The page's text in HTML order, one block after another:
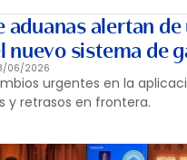
aduanas alertan
nuevo sistema de
06/2026
urgentes en la
y retrasos en frontera.